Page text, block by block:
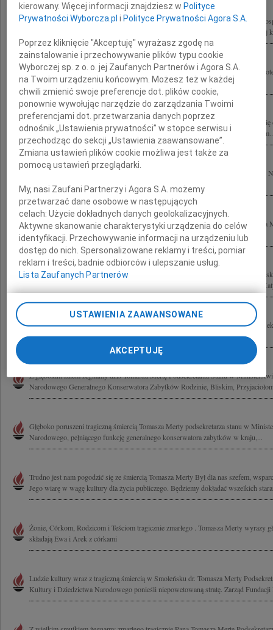
Z wielkim bólem przyjęliśmy wiadomość o tragicznej śmierci Prezydenta
Kaczyńskiego i Jego Małżonki Marii Kaczyńskiej oraz wszystkich Ofiar tragicznej
W tamtą tragiczną sobotę, 10 kwietnia 2010 roku, najpierw było niedowierzanie,
są łzy... Katastrofa lotnicza, jaka wydarzyła się pod Smoleńskiem,...
Pogrążeni w bólu żegnamy Prezydenta Lecha Kaczyńskiego i Jego Małżonkę
Zmarłych podczas katastrofy w Smoleńsku Cześć Ich pamięci! Rodzinom i
Tragiczne chwile pod Smoleńskiem pogrążyły Naród Polski w cierpieniu i żałobie.
rozmiarze strata tylu wybitnych Osób, wśród których los naznaczył...
Bezsilni wobec tragicznej śmierci 96 Wspaniałych Polaków Najbliższym Tomasza
Ministerstwie Kultury i Dziedzictwa Narodowego składamy wyrazy głębokiego...
Jesteśmy głęboko poruszeni tragiczną śmiercią Prezydenta RP Pana Lecha
Kaczyńskiej oraz wszystkich Uczestników dramatycznie przerwanej podróży do
Z wielkim żalem przyjęliśmy wiadomość o tragicznej śmierci Tomasza Merty
Kultury i Dziedzictwa Narodowego Rodzinie i Najbliższym składamy wyrazy...
Z głębokim żalem żegnamy dziś Tomasza Mertę Podsekretarza Stanu w
Narodowego Generalnego Konserwatora Zabytków Rodzinie, Bliskim,
Głęboko poruszeni tragiczną śmiercią Tomasza Merty podsekretarza stanu w
Narodowego, pełniącego funkcję generalnego konserwatora zabytków w kraju,...
Trudno jest nam pogodzić się ze śmiercią Tomasza Merty Był dla nas szefem,
Jego wiarę w wagę kultury dla życia publiczego. Będziemy dokładać wszelkich
Żonie, Córkom, Rodzicom i Teściom tragicznie zmarłego . Tomasza Merty wyrazy
składają Ewa i Arek z córkami
Ludzie kultury wraz z tragiczną śmiercią w Smoleńsku dr. Tomasza Merty
Kultury i Dziedzictwa Narodowego ponieśli niepowetowaną stratę. Zarząd Fundacji
kierowany. Więcej informacji znajdziesz w Polityce
Prywatności Wyborcza.pl i Polityce Prywatności Agora S.A.
Poprzez kliknięcie "Akceptuję" wyrażasz zgodę na
zainstalowanie i przechowywanie plików typu cookie
Wyborczej sp. z o. o. jej Zaufanych Partnerów i Agora S.A.
na Twoim urządzeniu końcowym. Możesz też w każdej
chwili zmienić swoje preferencje dot. plików cookie,
ponownie wywołując narzędzie do zarządzania Twoimi
preferencjami dot. przetwarzania danych poprzez
odnośnik „Ustawienia prywatności” w stopce serwisu i
przechodząc do sekcji „Ustawienia zaawansowane”.
Zmiana ustawień plików cookie możliwa jest także za
pomocą ustawień przeglądarki.
My, nasi Zaufani Partnerzy i Agora S.A. możemy
przetwarzać dane osobowe w następujących
celach:Użycie dokładnych danych geolokalizacyjnych.
Aktywne skanowanie charakterystyki urządzenia do celów
identyfikacji. Przechowywanie informacji na urządzeniu lub
dostęp do nich. Spersonalizowane reklamy i treści, pomiar
reklam i treści, badnie odbiorców i ulepszanie usług.
Lista Zaufanych Partnerów
USTAWIENIA ZAAWANSOWANE
AKCEPTUJĘ